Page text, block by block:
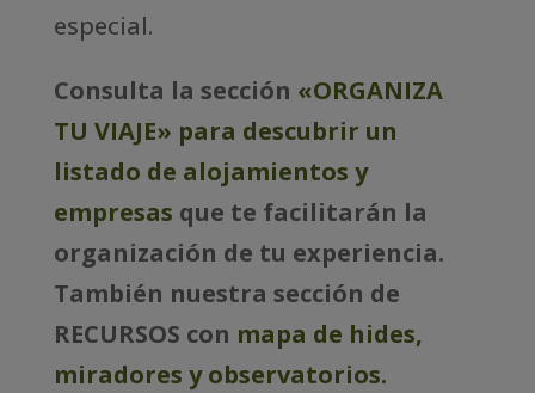
especial.
Consulta la sección «ORGANIZA
TU VIAJE» para descubrir un
listado de alojamientos y
empresas que te facilitarán la
organización de tu experiencia.
También nuestra sección de
RECURSOS con mapa de hides,
miradores y observatorios.